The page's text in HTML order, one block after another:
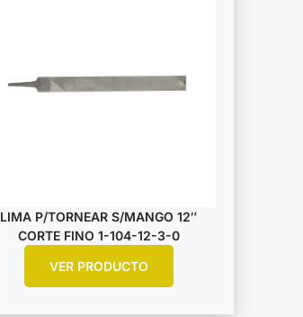
LIMA P/TORNEAR S/MANGO 12″
CORTE FINO 1-104-12-3-0
VER PRODUCTO